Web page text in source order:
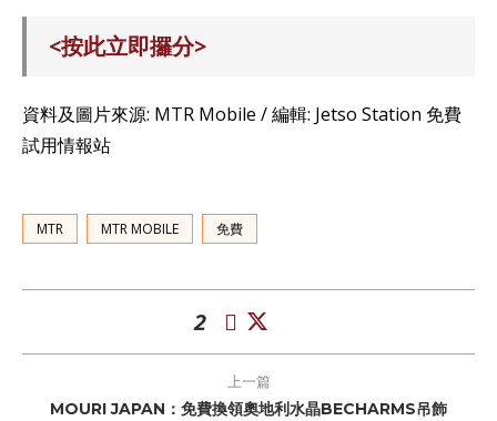
<按此立即攞分>
資料及圖片來源: MTR Mobile / 編輯: Jetso Station 免費
試用情報站
MTR MTR MOBILE 免費
2
上一篇
MOURI JAPAN：免費換領奧地利水晶BECHARMS吊飾